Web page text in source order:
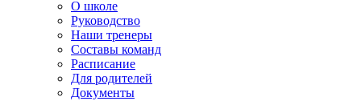
О школе
Руководство
Наши тренеры
Составы команд
Расписание
Для родителей
Документы